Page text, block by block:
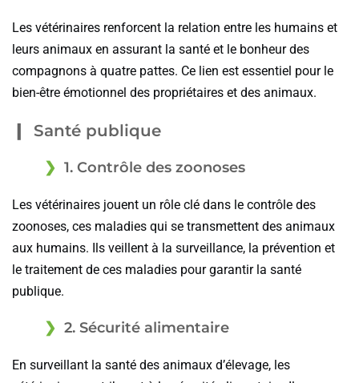
Les vétérinaires renforcent la relation entre les humains et
leurs animaux en assurant la santé et le bonheur des
compagnons à quatre pattes. Ce lien est essentiel pour le
bien-être émotionnel des propriétaires et des animaux.
Santé publique
1. Contrôle des zoonoses
Les vétérinaires jouent un rôle clé dans le contrôle des
zoonoses, ces maladies qui se transmettent des animaux
aux humains. Ils veillent à la surveillance, la prévention et
le traitement de ces maladies pour garantir la santé
publique.
2. Sécurité alimentaire
En surveillant la santé des animaux d’élevage, les